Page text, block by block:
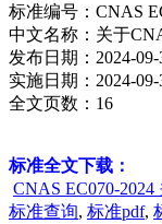
标准编号：CNAS
中文名称：关于
发布日期：2024-09-
实施日期：2024-09-
全文页数：16
标准全文下载：
CNAS EC070-
标准查询, 标准pdf,